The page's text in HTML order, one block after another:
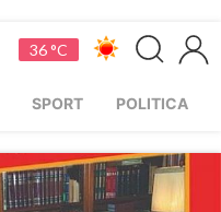
36 °C
SPORT POLITICA